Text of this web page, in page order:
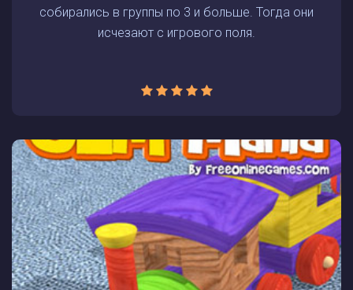
собирались в группы по 3 и больше. Тогда они
исчезают с игрового поля.